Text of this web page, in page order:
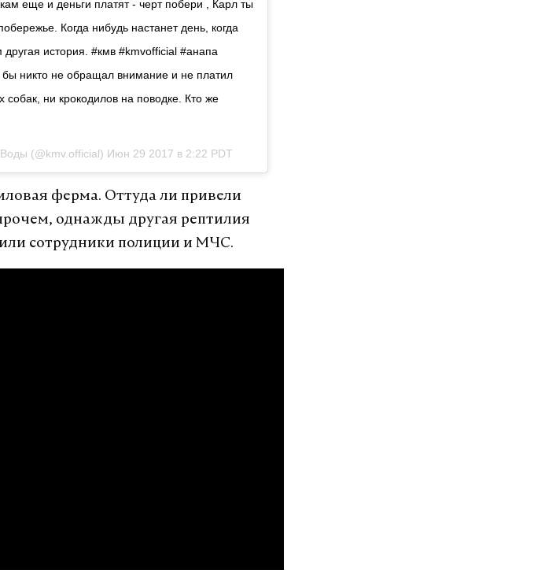
еще и деньги платят - черт побери , Карл ты
Когда нибудь настанет день, когда
история. #кмв #kmvofficial #анапа
никто не обращал внимание и не платил
собак, ни крокодилов на поводке. Кто же
(@kmv.official) Июн 29 2017 в 2:22 PDT
ферма. Оттуда ли привели
однажды другая рептилия
сотрудники полиции и МЧС.